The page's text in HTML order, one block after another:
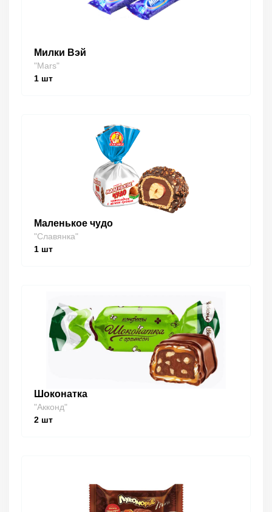
Милки Вэй
"Mars"
1 шт
Маленькое чудо
"Славянка"
1 шт
Шоконатка
"Акконд"
2 шт